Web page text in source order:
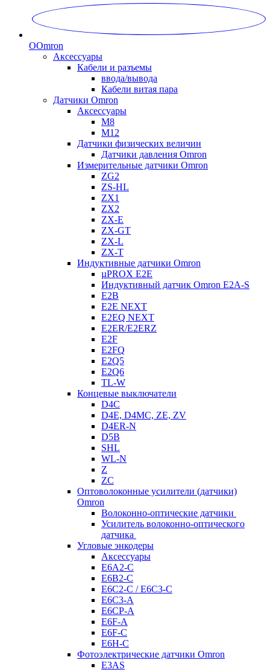
OOmron
Аксессуары
Кабели и разъемы
ввода/вывода
Кабели витая пара
Датчики Omron
Аксессуары
M8
M12
Датчики физических величин
Датчики давления Omron
Измерительные датчики Omron
ZG2
ZS-HL
ZX1
ZX2
ZX-E
ZX-GT
ZX-L
ZX-T
Индуктивные датчики Omron
µPROX E2E
Индуктивный датчик Omron E2A-S
E2B
E2E NEXT
E2EQ NEXT
E2ER/E2ERZ
E2F
E2FQ
E2Q5
E2Q6
TL-W
Концевые выключатели
D4C
D4E, D4MC, ZE, ZV
D4ER-N
D5B
SHL
WL-N
Z
ZC
Оптоволоконные усилители (датчики)
Omron
Волоконно-оптические датчики
Усилитель волоконно-оптического
датчика
Угловые энкодеры
Аксессуары
E6A2-C
E6B2-C
E6C2-C / E6C3-C
E6C3-A
E6CP-A
E6F-A
E6F-C
E6H-C
Фотоэлектрические датчики Omron
E3AS